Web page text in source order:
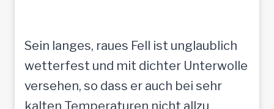
Sein langes, raues Fell ist unglaublich
wetterfest und mit dichter Unterwolle
versehen, so dass er auch bei sehr
kalten Temperaturen nicht allzu